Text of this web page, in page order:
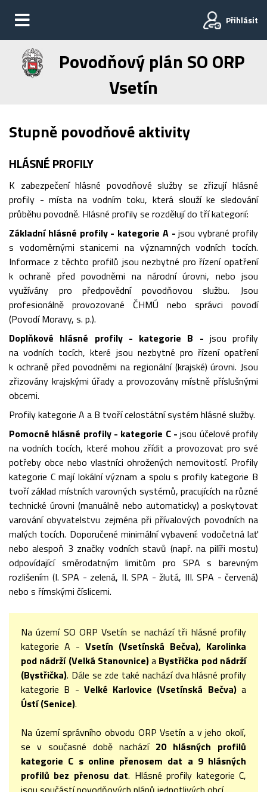
Přihlásit
Povodňový plán SO ORP
Vsetín
Stupně povodňové aktivity
HLÁSNÉ PROFILY
K zabezpečení hlásné povodňové služby se zřizují hlásné
profily - místa na vodním toku, která slouží ke sledování
průběhu povodně. Hlásné profily se rozdělují do tří kategorií:
Základní hlásné profily - kategorie A - jsou vybrané profily
s vodoměrnými stanicemi na významných vodních tocích.
Informace z těchto profilů jsou nezbytné pro řízení opatření
k ochraně před povodněmi na národní úrovni, nebo jsou
využívány pro předpovědní povodňovou službu. Jsou
profesionálně provozované ČHMÚ nebo správci povodí
(Povodí Moravy, s. p.).
Doplňkové hlásné profily - kategorie B - jsou profily
na vodních tocích, které jsou nezbytné pro řízení opatření
k ochraně před povodněmi na regionální (krajské) úrovni. Jsou
zřizovány krajskými úřady a provozovány místně příslušnými
obcemi.
Profily kategorie A a B tvoří celostátní systém hlásné služby.
Pomocné hlásné profily - kategorie C - jsou účelové profily
na vodních tocích, které mohou zřídit a provozovat pro své
potřeby obce nebo vlastníci ohrožených nemovitostí. Profily
kategorie C mají lokální význam a spolu s profily kategorie B
tvoří základ místních varovných systémů, pracujících na různé
technické úrovni (manuálně nebo automaticky) a poskytovat
varování obyvatelstvu zejména při přívalových povodních na
malých tocích. Doporučené minimální vybavení: vodočetná lať
nebo alespoň 3 značky vodních stavů (např. na pilíři mostu)
odpovídající směrodatným limitům pro SPA s barevným
rozlišením (I. SPA - zelená, II. SPA - žlutá, III. SPA - červená)
nebo s římskými číslicemi.
Na území SO ORP Vsetín se nachází tři hlásné profily
kategorie A - Vsetín (Vsetínská Bečva), Karolinka
pod nádrží (Velká Stanovnice)a Bystřička pod nádrží
(Bystřička). Dále se zde také nachází dva hlásné profily
kategorie B - Velké Karlovice (Vsetínská Bečva)a
Ústí (Senice).
Na území správního obvodu ORP Vsetín a v jeho okolí,
se v současné době nachází 20 hlásných profilů
kategorie C s online přenosem dat a 9 hlásných
profilů bez přenosu dat. Hlásné profily kategorie C,